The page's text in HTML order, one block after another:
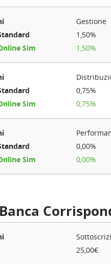
Gestione
1,50%
1,50%
0,75%
0,75%
0,00%
0,00%
25,00€